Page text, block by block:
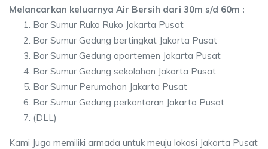
Melancarkan keluarnya Air Bersih dari 30m s/d 60m :
Bor Sumur Ruko Ruko Jakarta Pusat
Bor Sumur Gedung bertingkat Jakarta Pusat
Bor Sumur Gedung apartemen Jakarta Pusat
Bor Sumur Gedung sekolahan Jakarta Pusat
Bor Sumur Perumahan Jakarta Pusat
Bor Sumur Gedung perkantoran Jakarta Pusat
(DLL)
Kami Juga memiliki armada untuk meuju lokasi Jakarta Pusat